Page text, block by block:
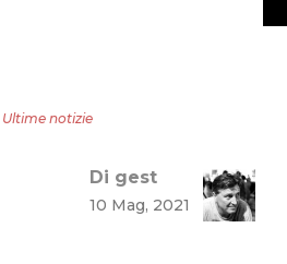
Ultime notizie
Di gest
10 Mag, 2021